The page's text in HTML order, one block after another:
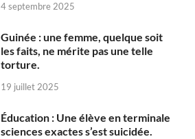
4 septembre 2025
Guinée : une femme, quelque soit
les faits, ne mérite pas une telle
torture.
19 juillet 2025
Éducation : Une élève en terminale
sciences exactes s’est suicidée.